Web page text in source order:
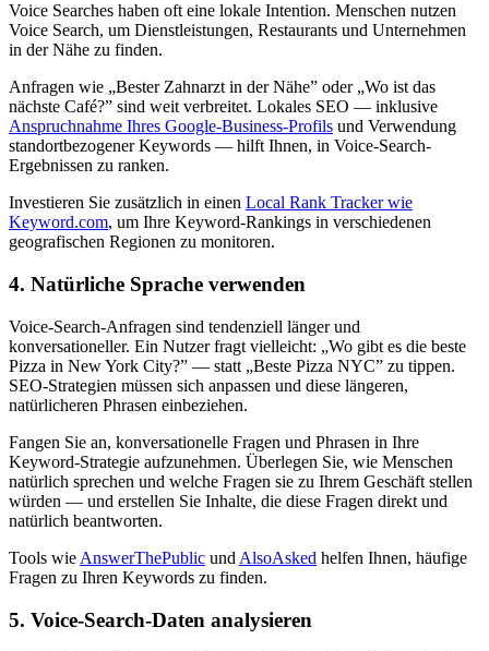
Voice Searches haben oft eine lokale Intention. Menschen nutzen
Voice Search, um Dienstleistungen, Restaurants und Unternehmen
in der Nähe zu finden.
Anfragen wie „Bester Zahnarzt in der Nähe” oder „Wo ist das
nächste Café?” sind weit verbreitet. Lokales SEO — inklusive
Anspruchnahme Ihres Google-Business-Profils und Verwendung
standortbezogener Keywords — hilft Ihnen, in Voice-Search-
Ergebnissen zu ranken.
Investieren Sie zusätzlich in einen Local Rank Tracker wie
Keyword.com, um Ihre Keyword-Rankings in verschiedenen
geografischen Regionen zu monitoren.
4. Natürliche Sprache verwenden
Voice-Search-Anfragen sind tendenziell länger und
konversationeller. Ein Nutzer fragt vielleicht: „Wo gibt es die beste
Pizza in New York City?” — statt „Beste Pizza NYC” zu tippen.
SEO-Strategien müssen sich anpassen und diese längeren,
natürlicheren Phrasen einbeziehen.
Fangen Sie an, konversationelle Fragen und Phrasen in Ihre
Keyword-Strategie aufzunehmen. Überlegen Sie, wie Menschen
natürlich sprechen und welche Fragen sie zu Ihrem Geschäft stellen
würden — und erstellen Sie Inhalte, die diese Fragen direkt und
natürlich beantworten.
Tools wie AnswerThePublic und AlsoAsked helfen Ihnen, häufige
Fragen zu Ihren Keywords zu finden.
5. Voice-Search-Daten analysieren